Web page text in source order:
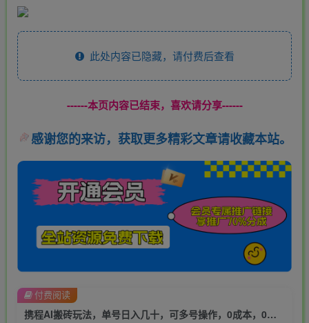
此处内容已隐藏，请付费后查看
------本页内容已结束，喜欢请分享------
感谢您的来访，获取更多精彩文章请收藏本站。
携程AI搬砖玩法，单号日入几十，可多号操作，0成本，0门槛，小白必学！【揭秘】
付费阅读